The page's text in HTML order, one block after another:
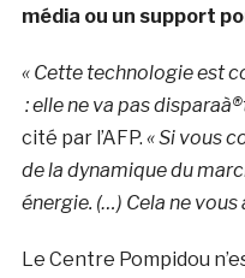
média ou un support
« Cette technologie est
: elle ne va pas
cité par l’AFP. « Si vous
de la dynamique du
énergie. (…) Cela ne vous
Le Centre Pompidou